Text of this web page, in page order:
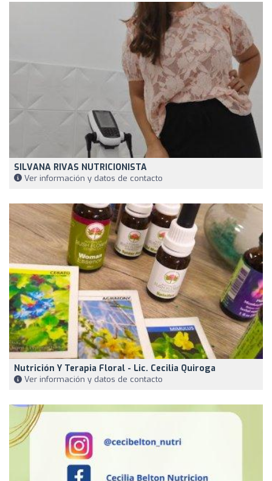
SILVANA RIVAS NUTRICIONISTA
Ver información y datos de contacto
Nutrición Y Terapia Floral - Lic. Cecilia Quiroga
Ver información y datos de contacto